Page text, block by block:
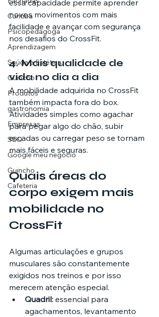
Curitiba
Psicopedagoga
Aprendizagem
Saúde e Estética
Guincho
Produtos
gastronomia
Empresas
SEO
Google meu negócio
Guincho
Cafeteria
essa capacidade permite aprender
novos movimentos com mais
facilidade e avançar com segurança
nos desafios do CrossFit.
4. Mais qualidade de
vida no dia a dia
A mobilidade adquirida no CrossFit
também impacta fora do box.
Atividades simples como agachar
para pegar algo do chão, subir
escadas ou carregar peso se tornam
mais fáceis e seguras.
Quais áreas do
corpo exigem mais
mobilidade no
CrossFit
Algumas articulações e grupos
musculares são constantemente
exigidos nos treinos e por isso
merecem atenção especial.
Quadril: essencial para
agachamentos, levantamento